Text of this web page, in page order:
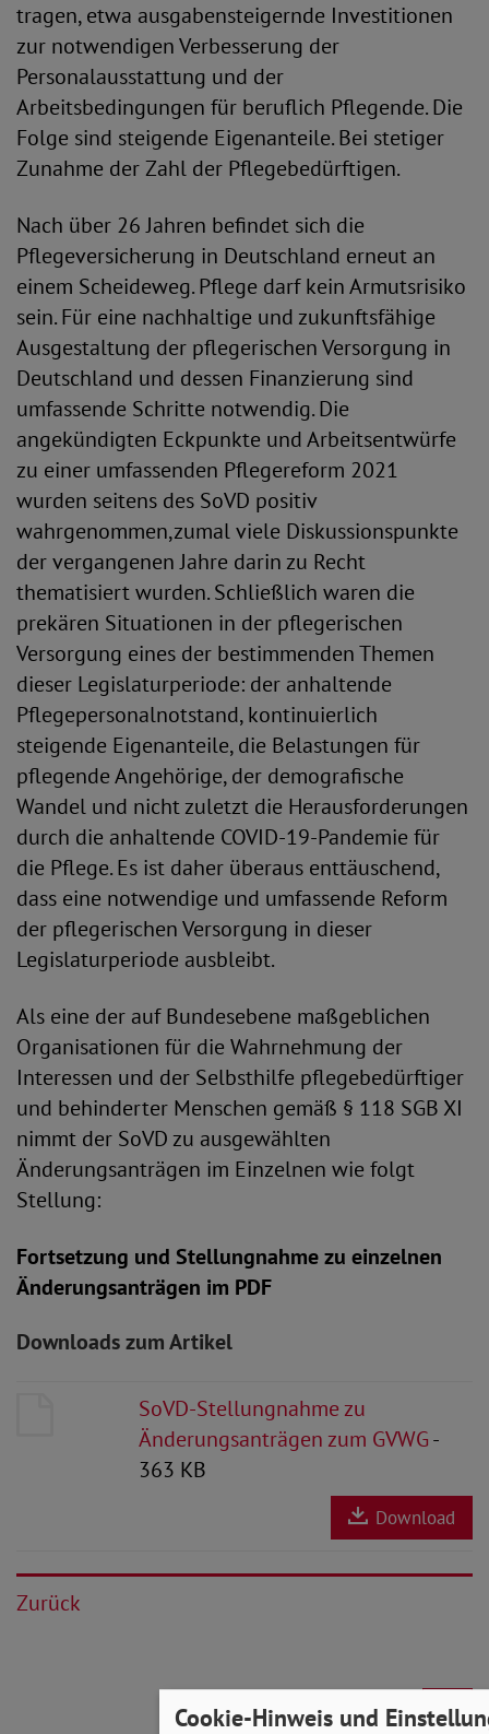
tragen, etwa ausgabensteigernde Investitionen
zur notwendigen Verbesserung der
Personalausstattung und der
Arbeitsbedingungen für beruflich Pflegende. Die
Folge sind steigende Eigenanteile. Bei stetiger
Zunahme der Zahl der Pflegebedürftigen.
Nach über 26 Jahren befindet sich die
Pflegeversicherung in Deutschland erneut an
einem Scheideweg. Pflege darf kein Armutsrisiko
sein. Für eine nachhaltige und zukunftsfähige
Ausgestaltung der pflegerischen Versorgung in
Deutschland und dessen Finanzierung sind
umfassende Schritte notwendig. Die
angekündigten Eckpunkte und Arbeitsentwürfe
zu einer umfassenden Pflegereform 2021
wurden seitens des SoVD positiv
wahrgenommen,zumal viele Diskussionspunkte
der vergangenen Jahre darin zu Recht
thematisiert wurden. Schließlich waren die
prekären Situationen in der pflegerischen
Versorgung eines der bestimmenden Themen
dieser Legislaturperiode: der anhaltende
Pflegepersonalnotstand, kontinuierlich
steigende Eigenanteile, die Belastungen für
pflegende Angehörige, der demografische
Wandel und nicht zuletzt die Herausforderungen
durch die anhaltende COVID-19-Pandemie für
die Pflege. Es ist daher überaus enttäuschend,
dass eine notwendige und umfassende Reform
der pflegerischen Versorgung in dieser
Legislaturperiode ausbleibt.
Als eine der auf Bundesebene maßgeblichen
Organisationen für die Wahrnehmung der
Interessen und der Selbsthilfe pflegebedürftiger
und behinderter Menschen gemäß § 118 SGB XI
nimmt der SoVD zu ausgewählten
Änderungsanträgen im Einzelnen wie folgt
Stellung:
Fortsetzung und Stellungnahme zu einzelnen
Änderungsanträgen im PDF
Downloads zum Artikel
SoVD-Stellungnahme zu
Änderungsanträgen zum GVWG-
363 KB
Download
Zurück
Cookie-Hinweis und